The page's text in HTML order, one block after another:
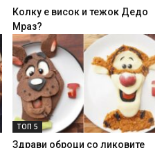
Колку е висок и тежок Дедо
Мраз?
ТОП 5
Здрави оброци со ликовите